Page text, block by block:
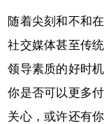
随着尖刻和不和
社交媒体甚至传
领导素质的好时
你是否可以更多
关心，或许还有